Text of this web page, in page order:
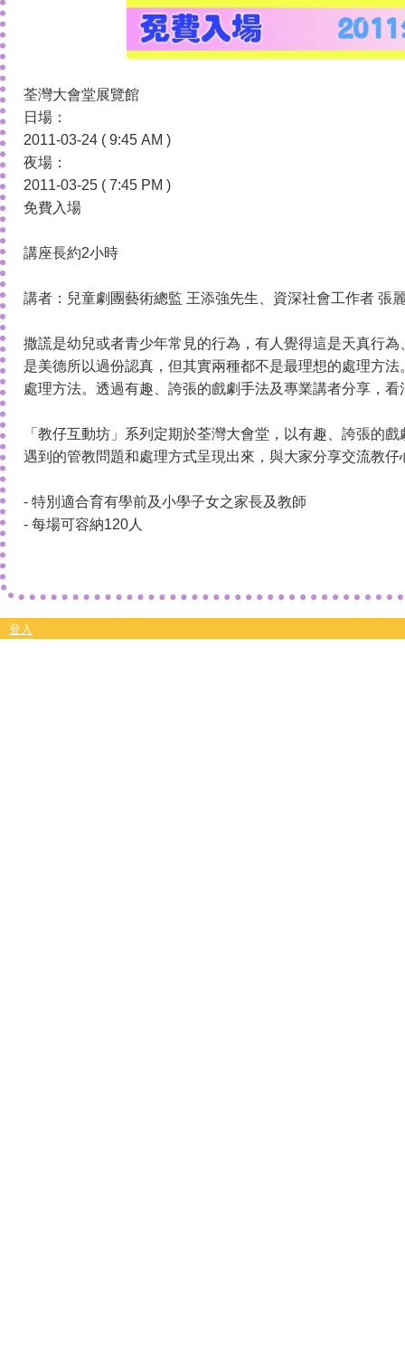
荃灣大會堂展覽館
日場：
2011-03-24 ( 9:45 AM )
夜場：
2011-03-25 ( 7:45 PM )
免費入場
講座長約2小時
講者：兒童劇團藝術總監 王添強先生、資深社會工作者 張
撒謊是幼兒或者青少年常見的行為，有人覺得這是天真行
是美德所以過份認真，但其實兩種都不是最理想的處理方
處理方法。透過有趣、誇張的戲劇手法及專業講者分享，
「教仔互動坊」系列定期於荃灣大會堂，以有趣、誇張的
遇到的管教問題和處理方式呈現出來，與大家分享交流教
- 特別適合育有學前及小學子女之家長及教師
- 每場可容納120人
登入